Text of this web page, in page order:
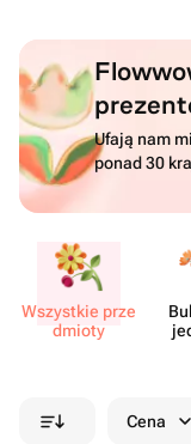
Ufają nam
ponad 30
Wszystkie prze​
dmioty
Cena